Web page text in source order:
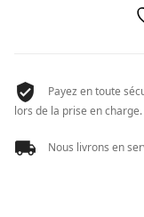
Payez en toute
lors de la prise en charge.
Nous livrons en